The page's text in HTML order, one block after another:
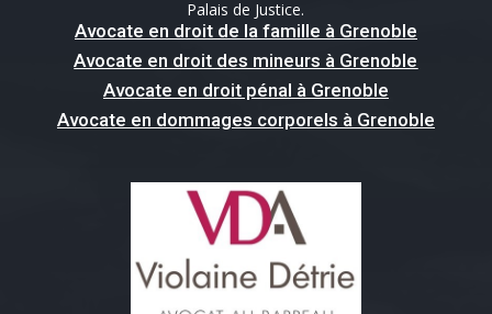
Palais de Justice.
Avocate en droit de la famille à Grenoble
Avocate en droit des mineurs à Grenoble
Avocate en droit pénal à Grenoble
Avocate en dommages corporels à Grenoble